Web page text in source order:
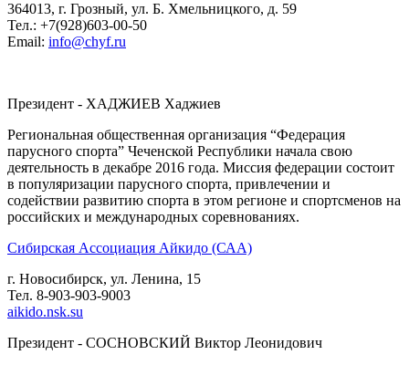
364013, г. Грозный, ул. Б. Хмельницкого, д. 59
Тел.: +7(928)603-00-50
Email: info@chyf.ru
Президент - ХАДЖИЕВ Хаджиев
Региональная общественная организация “Федерация
парусного спорта” Чеченской Республики начала свою
деятельность в декабре 2016 года. Миссия федерации состоит
в популяризации парусного спорта, привлечении и
содействии развитию спорта в этом регионе и спортсменов на
российских и международных соревнованиях.
Сибирская Ассоциация Айкидо (САА)
г. Новосибирск, ул. Ленина, 15
Тел. 8-903-903-9003
aikido.nsk.su
Президент - СОСНОВСКИЙ Виктор Леонидович